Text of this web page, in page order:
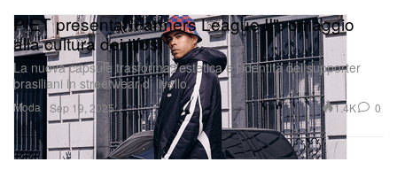
Moda
PIET presenta "Farmers League II": omaggio
alla cultura dei tifosi
La nuova capsule trasforma l’estetica e l’identità dei supporter
brasiliani in streetwear di livello.
Sep 19, 2025 1.4K 0